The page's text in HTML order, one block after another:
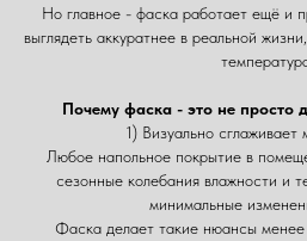
Но главное - фаска работает ещё и
выглядеть аккуратнее в реальной
Почему фаска - это не просто
1) Визуально сглаживает
Любое напольное покрытие в
сезонные колебания влажности и
минимальные
Фаска делает такие нюансы